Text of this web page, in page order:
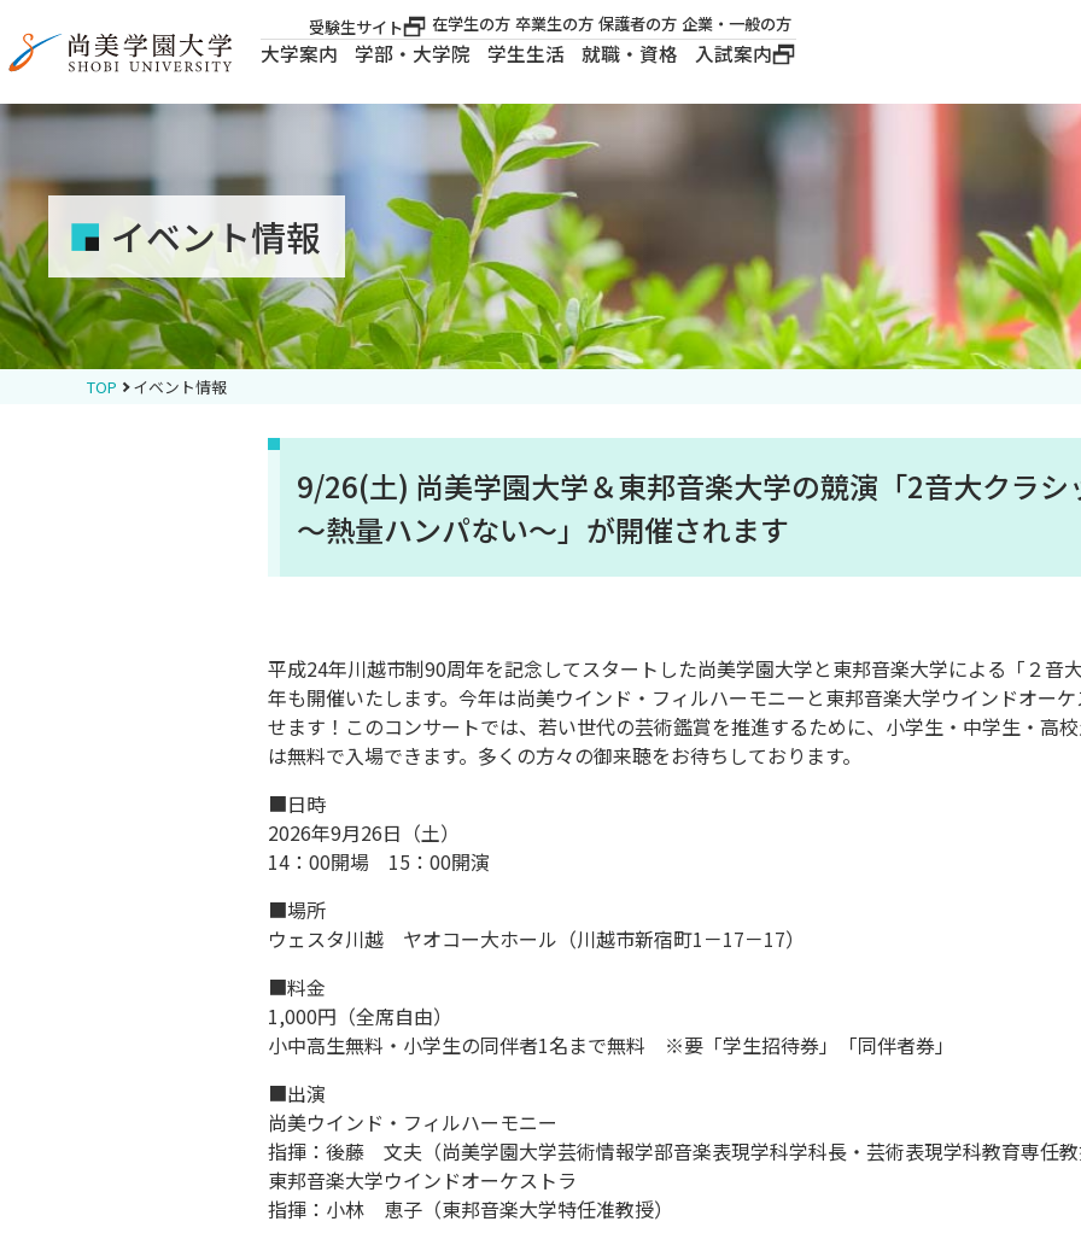
受験生サイト 在学生の方 卒業生の方 保護者の方 企業・一般の方
大学案内 学部・大学院 学生生活 就職・資格 入試案内
学部・大学院
学生生活
大学案内
建学の精神
ロゴマーク・公式キ
ャラクター
イベント情報
TOP イベント情報
9/26(土) 尚美学園大学＆東邦音楽大学の競演「2音大クラシ
～熱量ハンパない～」が開催されます
平成24年川越市制90周年を記念してスタートした尚美学園大学と東邦音楽大学による「２音
年も開催いたします。今年は尚美ウインド・フィルハーモニーと東邦音楽大学ウインドオー
せます！このコンサートでは、若い世代の芸術鑑賞を推進するために、小学生・中学生・高
は無料で入場できます。多くの方々の御来聴をお待ちしております。
■日時
2026年9月26日（土）
14：00開場 15：00開演
■場所
ウェスタ川越 ヤオコー大ホール（川越市新宿町1－17－17）
■料金
1,000円（全席自由）
小中高生無料・小学生の同伴者1名まで無料 ※要「学生招待券」「同伴者券」
■出演
尚美ウインド・フィルハーモニー
指揮：後藤 文夫（尚美学園大学芸術情報学部音楽表現学科学科長・芸術表現学科教育専任
東邦音楽大学ウインドオーケストラ
指揮：小林 恵子（東邦音楽大学特任准教授）